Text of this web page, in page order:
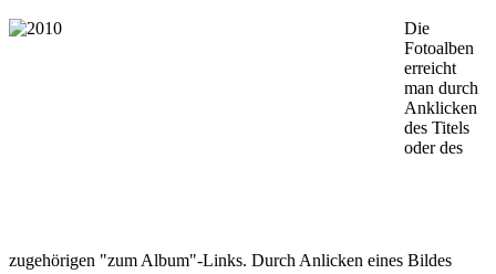
Die
Fotoalben
erreicht
man durch
Anklicken
des Titels
oder des
zugehörigen "zum Album"-Links. Durch Anlicken eines Bildes